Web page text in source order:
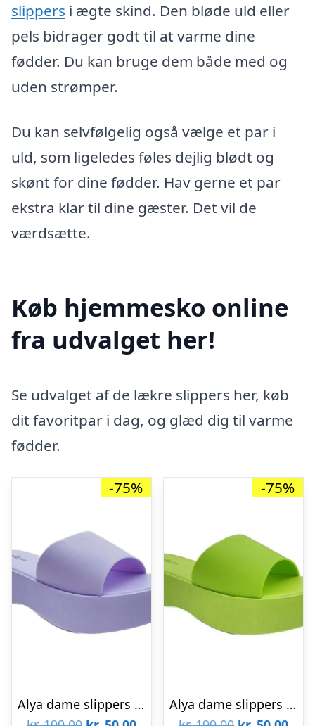
slippers i ægte skind. Den bløde uld eller
pels bidrager godt til at varme dine
fødder. Du kan bruge dem både med og
uden strømper.
Du kan selvfølgelig også vælge et par i
uld, som ligeledes føles dejlig blødt og
skønt for dine fødder. Hav gerne et par
ekstra klar til dine gæster. Det vil de
værdsætte.
Køb hjemmesko online
fra udvalget her!
Se udvalget af de lækre slippers her, køb
dit favoritpar i dag, og glæd dig til varme
fødder.
-75%
Alya dame slippers 1118 – Purple
-75%
Alya dame slippers 1118 – Green